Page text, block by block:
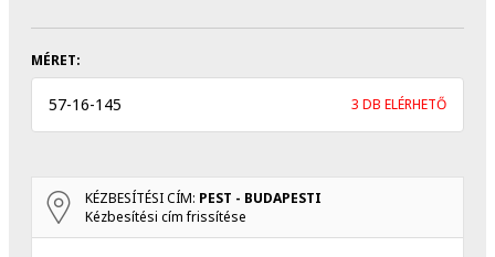
MÉRET:
57-16-145 3 DB ELÉRHETŐ
KÉZBESÍTÉSI CÍM: PEST - BUDAPESTI
Kézbesítési cím frissítése